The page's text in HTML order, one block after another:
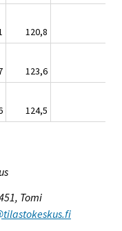
120,8
123,6
124,5
Tomi